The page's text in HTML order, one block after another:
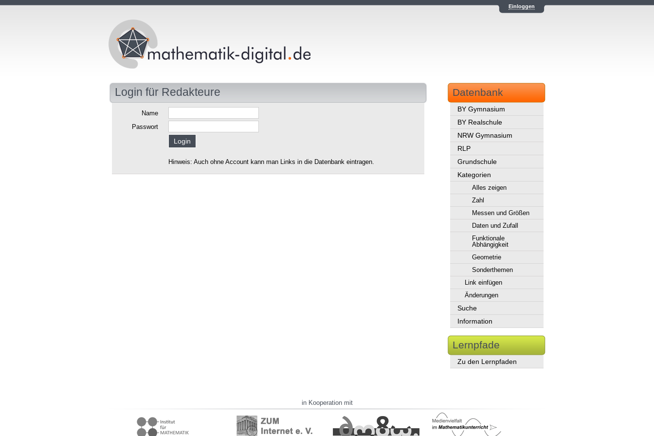
Einloggen
Login für Redakteure
Name
Passwort
Hinweis: Auch ohne Account kann man Links in die Datenbank eintragen.
Datenbank
BY Gymnasium
BY Realschule
NRW Gymnasium
RLP
Grundschule
Kategorien
Alles zeigen
Zahl
Messen und Größen
Daten und Zufall
Funktionale
Abhängigkeit
Geometrie
Sonderthemen
Link einfügen
Änderungen
Suche
Information
Lernpfade
Zu den Lernpfaden
in Kooperation mit